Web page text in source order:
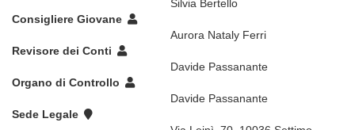
Silvia Bertello
Consigliere Giovane
Aurora Nataly Ferri
Revisore dei Conti
Davide Passanante
Organo di Controllo
Davide Passanante
Sede Legale